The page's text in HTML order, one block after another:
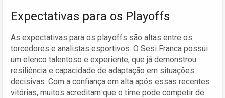
Expectativas para os Playoffs
As expectativas para os playoffs são altas entre os
torcedores e analistas esportivos. O Sesi Franca possui
um elenco talentoso e experiente, que já demonstrou
resiliência e capacidade de adaptação em situações
decisivas. Com a confiança em alta após essas recentes
vitórias, muitos acreditam que o time pode competir de